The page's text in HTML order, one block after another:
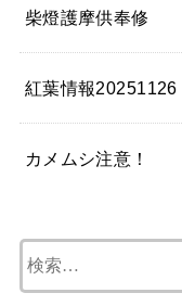
柴燈護摩供奉修
紅葉情報20251126
カメムシ注意！